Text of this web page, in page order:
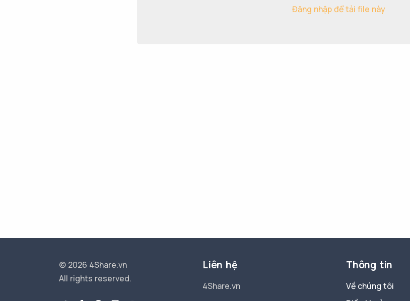
Đăng nhập để tải file này
© 2026 4Share.vn
All rights reserved.
Liên hệ
4Share.vn
Thông tin
Về chúng tôi